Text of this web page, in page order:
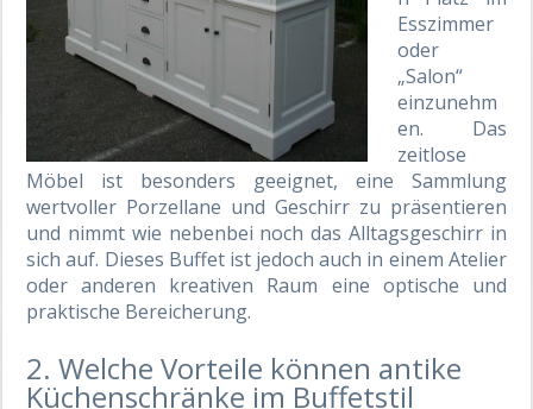
Esszimmer
oder
„Salon“
einzunehm
en. Das
zeitlose
Möbel ist besonders geeignet, eine Sammlung
wertvoller Porzellane und Geschirr zu präsentieren
und nimmt wie nebenbei noch das Alltagsgeschirr in
sich auf. Dieses Buffet ist jedoch auch in einem Atelier
oder anderen kreativen Raum eine optische und
praktische Bereicherung.
2. Welche Vorteile können antike
Küchenschränke im Buffetstil